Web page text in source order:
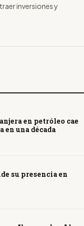
inversiones y
en petróleo cae
en una década
su presencia en